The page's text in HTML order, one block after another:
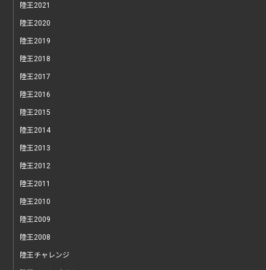
陸王2021
陸王2020
陸王2019
陸王2018
陸王2017
陸王2016
陸王2015
陸王2014
陸王2013
陸王2012
陸王2011
陸王2010
陸王2009
陸王2008
陸王チャレンジ